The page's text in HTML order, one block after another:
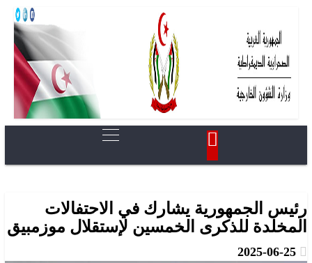
رئيس الجمهورية يشارك في الاحتفالات
المخلدة للذكرى الخمسين لإستقلال موزمبيق